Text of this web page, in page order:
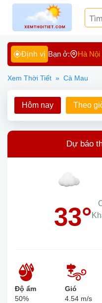
Định vị Bạn ở: Hà Nội
Xem Thời Tiết » Cà Mau
Hôm nay Theo
Dự báo
33°
Độ ẩm
50%
Gió
4.54 m/s